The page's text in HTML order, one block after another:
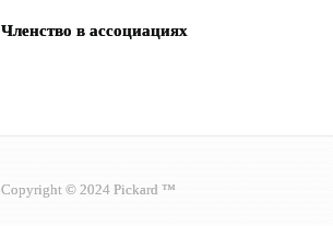
Членство в ассоциациях
Copyright © 2024 Pickard ™